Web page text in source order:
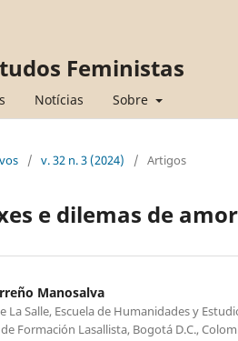
Feministas
Notícias Sobre
/ v. 32 n. 3 (2024) / Artigos
e dilemas de
Manosalva
La Salle, Escuela de Humanidades y
Formación Lasallista, Bogotá D.C.,